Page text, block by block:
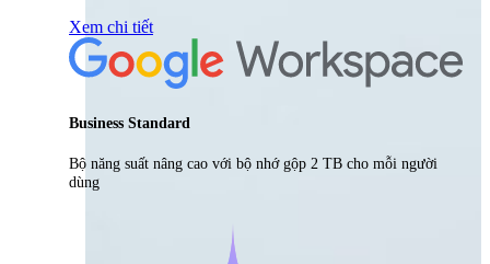
Xem chi tiết
Business Standard
Bộ năng suất nâng cao với bộ nhớ gộp 2 TB cho mỗi người
dùng